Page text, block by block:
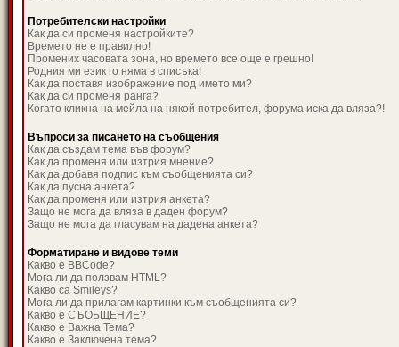
Потребителски настройки
Как да си променя настройките?
Времето не е правилно!
Промених часовата зона, но времето все още е грешно!
Родния ми език го няма в списъка!
Как да поставя изображение под името ми?
Как да си променя ранга?
Когато кликна на мейла на някой потребител, форума иска да вляза?!
Въпроси за писането на съобщения
Как да създам тема във форум?
Как да променя или изтрия мнение?
Как да добавя подпис към съобщенията си?
Как да пусна анкета?
Как да променя или изтрия анкета?
Защо не мога да вляза в даден форум?
Защо не мога да гласувам на дадена анкета?
Форматиране и видове теми
Какво е BBCode?
Мога ли да ползвам HTML?
Какво са Smileys?
Мога ли да прилагам картинки към съобщенията си?
Какво е СЪОБЩЕНИЕ?
Какво е Важна Тема?
Какво е Заключена тема?